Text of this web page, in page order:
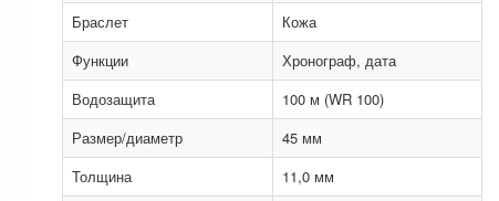
Браслет
Кожа
Функции
Хронограф, дата
Водозащита
100 м (WR 100)
Размер/диаметр
45 мм
Толщина
11,0 мм